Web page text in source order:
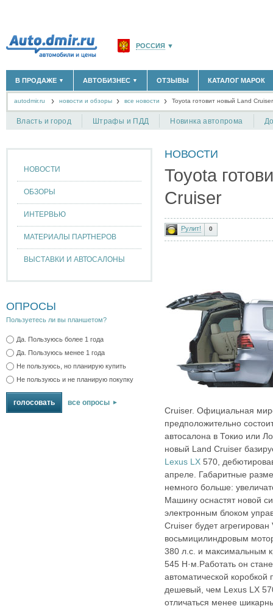
РОССИЯ ▼
САНКТ-ПЕТЕРБУРГ И ОБЛАСТЬ(14298)
КРАСНОДАРСКИЙ КРАЙ(5619)
КРЫМ РЕСПУБЛИКА(412)
В ПРОДАЖЕ ▼
НОВЫЕ АВТОМОБИЛИ(30122)
АВТОМОБИЛИ С ПРОБЕГОМ
АВТОБИЗНЕС ▼
ОФИЦИАЛЬНЫЕ ДИЛЕРЫ (1347)
ТАКСИ(278)
+ ДОБАВИТЬ КОМПАНИЮ
ОТЗЫВЫ КАТАЛОГ МАРОК
autodmir.ru новости и обзоры все новости Toyota готовит новый Land Cruiser
Власть и город Штрафы и ПДД Новинка автопрома
НОВОСТИ
ОБЗОРЫ
ИНТЕРВЬЮ
МАТЕРИАЛЫ ПАРТНЕРОВ
ВЫСТАВКИ И АВТОСАЛОНЫ
ОПРОСЫ
Пользуетесь ли вы планшетом?
Да. Пользуюсь более 1 года
Да. Пользуюсь менее 1 года
Не пользуюсь, но планирую купить
Не пользуюсь и не планирую покупку
все опросы
НОВОСТИ
Toyota
Cruiser
Рулит! 0
Cruiser. Официальная
предположительно
автосалона в Токио или
новый Land Cruiser
Lexus LX 570,
апреле. Габаритные
немного больше:
Машину оснастят новой
электронным блоком
Cruiser будет
восьмицилиндровым
380 л.с. и максимальным
545 Н·м.Работать он
автоматической
дешевый, чем Lexus LX
отличаться менее